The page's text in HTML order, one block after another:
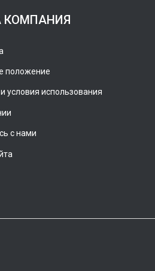
КОМПАНИЯ
положение
условия использования
с нами